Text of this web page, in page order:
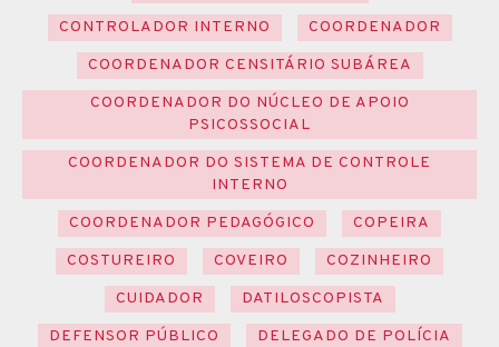
CONTROLADOR INTERNO
COORDENADOR
COORDENADOR CENSITÁRIO SUBÁREA
COORDENADOR DO NÚCLEO DE APOIO
PSICOSSOCIAL
COORDENADOR DO SISTEMA DE CONTROLE
INTERNO
COORDENADOR PEDAGÓGICO
COPEIRA
COSTUREIRO
COVEIRO
COZINHEIRO
CUIDADOR
DATILOSCOPISTA
DEFENSOR PÚBLICO
DELEGADO DE POLÍCIA